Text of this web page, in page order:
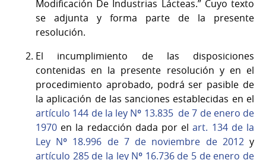
Modificación De Industrias Lácteas.” Cuyo texto
se adjunta y forma parte de la presente
resolución.
El incumplimiento de las disposiciones
contenidas en la presente resolución y en el
procedimiento aprobado, podrá ser pasible de
la aplicación de las sanciones establecidas en el
artículo 144 de la ley Nº 13.835 de 7 de enero de
1970 en la redacción dada por elart. 134 de la
Ley Nº 18.996 de 7 de noviembre de 2012y
artículo 285 de la ley Nº 16.736 de 5 de enero de